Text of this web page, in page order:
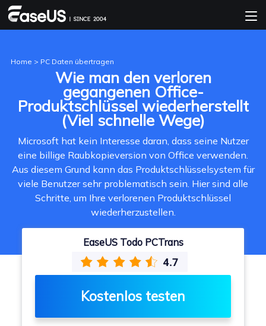
Home > PC Daten übertragen
Wie man den verloren
gegangenen Office-
Produktschlüssel wiederherstellt
(Viel schnelle Wege)
Microsoft hat kein Interesse daran, dass seine Nutzer
eine billige Raubkopieversion von Office verwenden.
Aus diesem Grund kann das Produktschlüsselsystem für
viele Benutzer sehr problematisch sein. Hier sind alle
Schritte, um Ihre verlorenen Produktschlüssel
wiederherzustellen.
EaseUS Todo PCTrans
Kostenlos testen